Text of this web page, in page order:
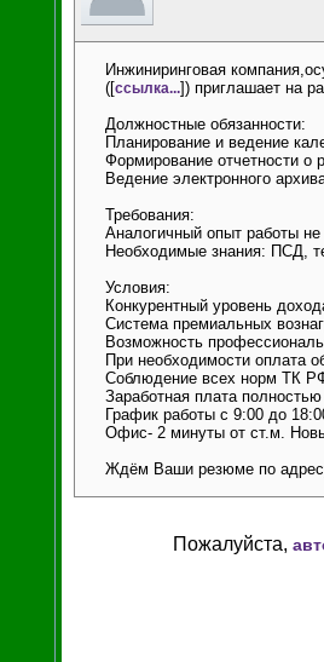
Инжиниринговая
([ссылка...]) приглашает на
Должностные обязанности:
Планирование и ведение
Формирование отчетности о
Ведение электронного
Требования:
Аналогичный опыт работы
Необходимые знания: ПСД,
Условия:
Конкурентный уровень
Система премиальных
Возможность
При необходимости оплата
Соблюдение всех норм ТК
Заработная плата
График работы с 9:00 до
Офис- 2 минуты от ст.м.
Ждём Ваши резюме по
Пожалуйста,